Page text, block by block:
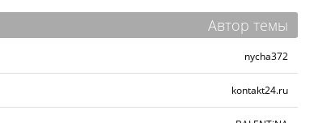
Автор темы
nycha372
kontakt24.ru